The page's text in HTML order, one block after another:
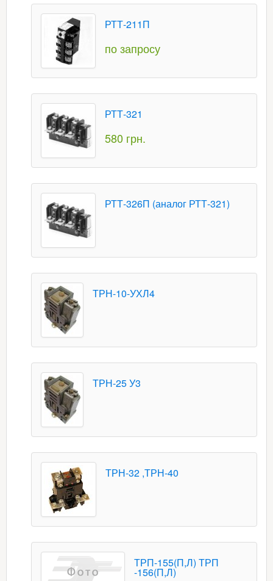
РТТ-211П
по запросу
РТТ-321
580 грн.
РТТ-326П (аналог РТТ-321)
ТРН-10-УХЛ4
ТРН-25 У3
ТРН-32 ,ТРН-40
ТРП-155(П,Л) ТРП
-156(П,Л)